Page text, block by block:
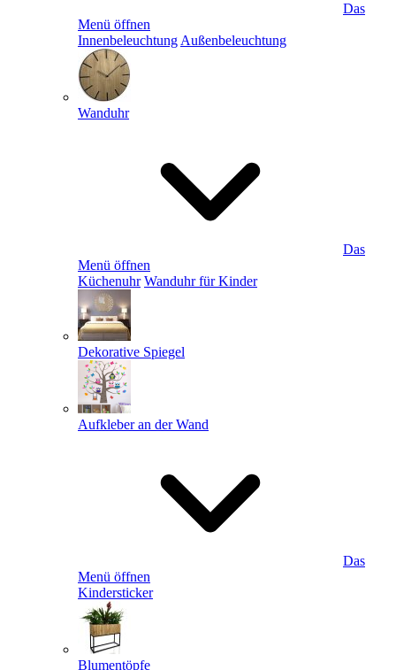
Das
Menü öffnen
Innenbeleuchtung Außenbeleuchtung
Wanduhr
Das
Menü öffnen
Küchenuhr Wanduhr für Kinder
Dekorative Spiegel
Aufkleber an der Wand
Das
Menü öffnen
Kindersticker
Blumentöpfe